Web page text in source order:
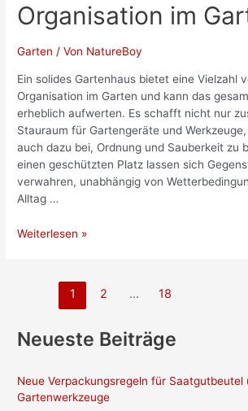
Organisation im
Garten / Von NatureBoy
Ein solides Gartenhaus bietet eine Vielzahl
Organisation im Garten und kann das
erheblich aufwerten. Es schafft nicht nur
Stauraum für Gartengeräte und
auch dazu bei, Ordnung und Sauberkeit zu
einen geschützten Platz lassen sich
verwahren, unabhängig von
Alltag …
Welche
für
im
Garten?
Weiterlesen »
Seitennummerierung
1 2 … 18
Neueste Beiträge
Neue Verpackungsregeln für Saatgutbeutel
Gartenwerkzeuge